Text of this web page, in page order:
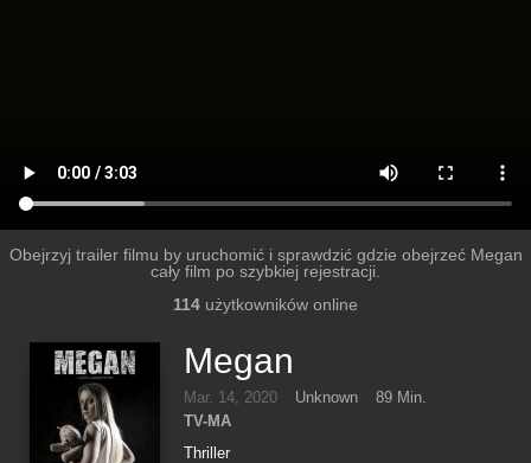
Obejrzyj trailer filmu by uruchomić i sprawdzić gdzie obejrzeć Megan
cały film po szybkiej rejestracji.
114 użytkowników online
Megan
Mar. 14, 2020 Unknown
89 Min.
TV-MA
Thriller